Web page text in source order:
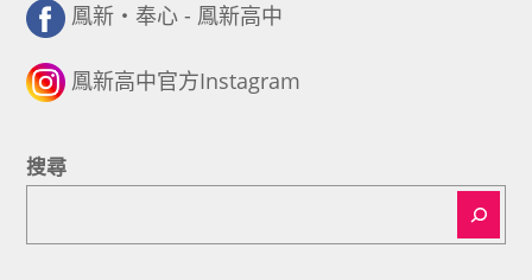
鳳新・奉心 - 鳳新高中
鳳新高中官方Instagram
搜尋